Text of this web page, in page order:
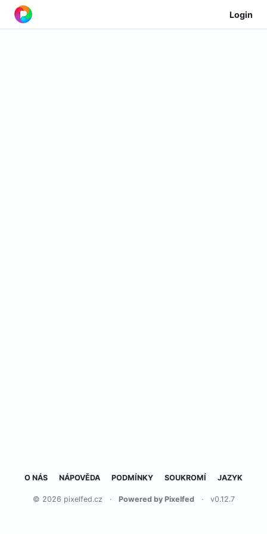
Login
O NÁS NÁPOVĚDA PODMÍNKY SOUKROMÍ JAZYK
© 2026 pixelfed.cz · Powered by Pixelfed · v0.12.7